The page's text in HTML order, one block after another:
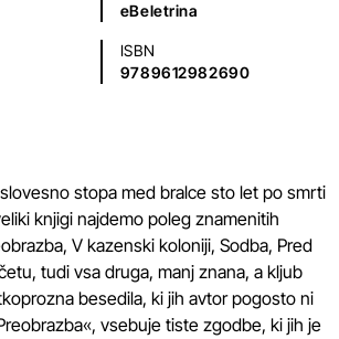
eBeletrina
ISBN
9789612982690
stopa med bralce sto let po smrti
knjigi najdemo poleg znamenitih
V kazenski koloniji, Sodba, Pred
tudi vsa druga, manj znana, a kljub
besedila, ki jih avtor pogosto ni
vsebuje tiste zgodbe, ki jih je